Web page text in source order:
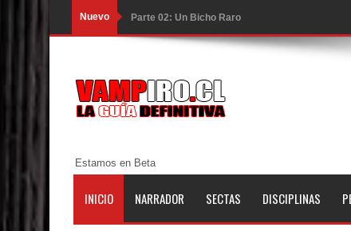
Nuevo Parte 02: Un Bicho Raro
Parte 01: Una Misión de Locos
Parte 03: Forastero en Tierra Muerta
Parte 10: El Secreto
Estamos en Beta
INICIO NARRADOR SECTAS DISCIPLINAS